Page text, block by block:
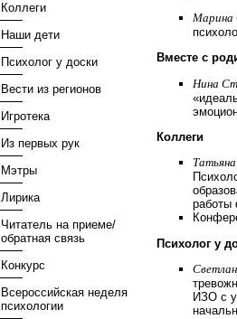
Коллеги
Наши дети
Психолог у доски
Вести из регионов
Игротека
Из первых рук
Мэтры
Лирика
Читатель на приеме/
обратная связь
Конкурс
Всероссийская неделя
психологии
Марина
Вместе с
Нина
Коллеги
работы
Психолог у
ИЗО с